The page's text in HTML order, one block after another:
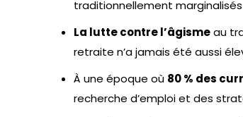
traditionnellement
La lutte contre l’âgismeau
retraite n’a jamais été aussi
À une époque où 80 % des
recherche d’emploi et des